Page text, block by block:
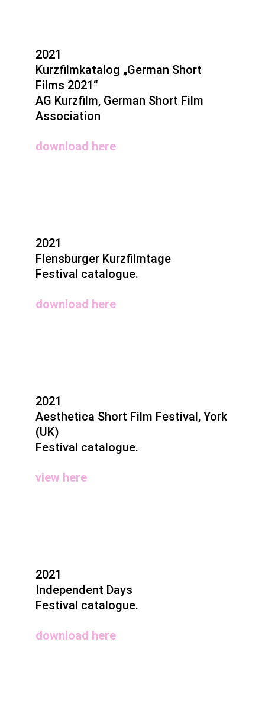
2021
Kurzfilmkatalog „German Short
Films 2021“
AG Kurzfilm, German Short Film
Association
download here
2021
Flensburger Kurzfilmtage
Festival catalogue.
download here
2021
Aesthetica Short Film Festival, York
(UK)
Festival catalogue.
view here
2021
Independent Days
Festival catalogue.
download here